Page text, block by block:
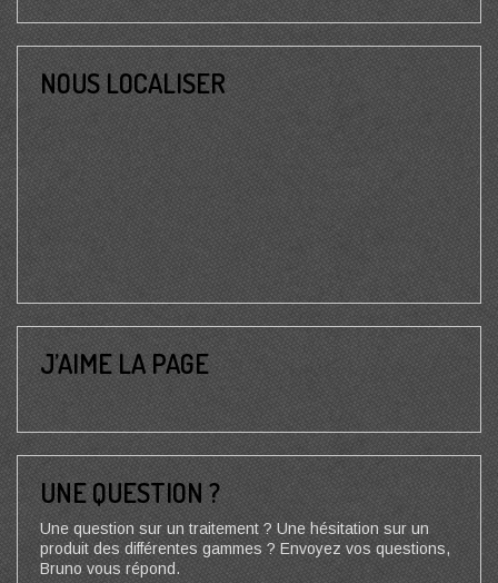
NOUS LOCALISER
J’AIME LA PAGE
UNE QUESTION ?
Une question sur un traitement ? Une hésitation sur un
produit des différentes gammes ? Envoyez vos questions,
Bruno vous répond.